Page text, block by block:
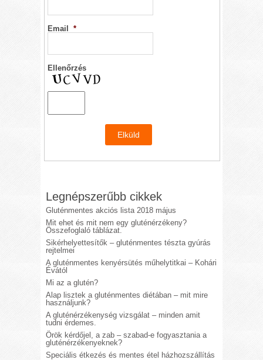
Email *
Ellenőrzés
Legnépszerűbb cikkek
Gluténmentes akciós lista 2018 május
Mit ehet és mit nem egy gluténérzékeny?
Összefoglaló táblázat.
Sikérhelyettesítők – gluténmentes tészta gyúrás
rejtelmei
A gluténmentes kenyérsütés műhelytitkai – Kohári
Évától
Mi az a glutén?
Alap lisztek a gluténmentes diétában – mit mire
használjunk?
A gluténérzékenység vizsgálat – minden amit
tudni érdemes.
Örök kérdőjel, a zab – szabad-e fogyasztania a
gluténérzékenyeknek?
Speciális étkezés és mentes étel házhozszállítás